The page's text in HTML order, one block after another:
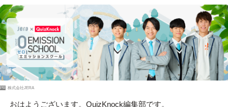
PR 株式会社JERA
おはようございます。QuizKnock編集部です。